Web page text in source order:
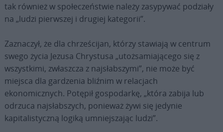
tak również w społeczeństwie należy zasypywać podziały
na „ludzi pierwszej i drugiej kategorii”.
Zaznaczył, że dla chrześcijan, którzy stawiają w centrum
swego życia Jezusa Chrystusa „utożsamiającego się z
wszystkimi, zwłaszcza z najsłabszymi”, nie może być
miejsca dla gardzenia bliźnim w relacjach
ekonomicznych. Potępił gospodarkę, „która zabija lub
odrzuca najsłabszych, ponieważ żywi się jedynie
kapitalistyczną logiką umniejszając ludzi”.